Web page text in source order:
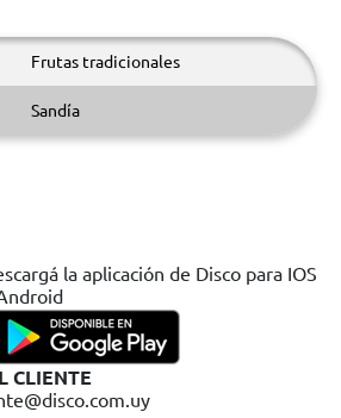
Frutas tradicionales
Sandía
la aplicación de Disco para IOS
CLIENTE